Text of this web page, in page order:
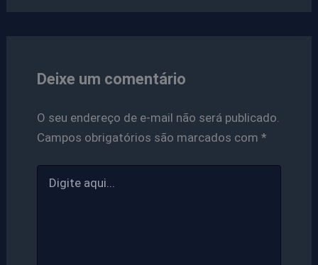
Deixe um comentário
O seu endereço de e-mail não será publicado.
Campos obrigatórios são marcados com *
aqui...